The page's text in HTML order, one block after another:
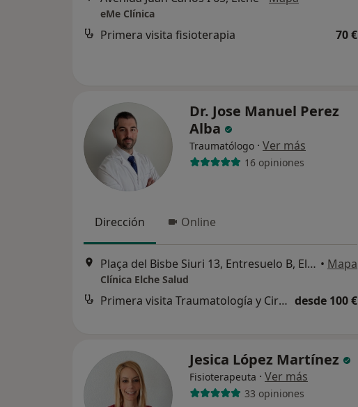
eMe Clínica
Primera visita fisioterapia 70 €
Dr. Jose Manuel Perez
Alba
Traumatólogo · Ver más
16 opiniones
Dirección Online
Plaça del Bisbe Siuri 13, Entresuelo B, Elche • Mapa
Clínica Elche Salud
Primera visita Traumatología y Cirugía Ortopédica desde 100 €
Jesica López Martínez
Fisioterapeuta · Ver más
33 opiniones